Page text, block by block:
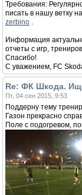
Требования:
писать в нашу ветку на
zerbino .
Информация
отчеты с игр,
Спасибо!
С уважением, FC
Re: ФК Шкода.
Пт, 04 сен 2015, 9:53
Поддерну тему
Газон прекрасно
Поле с подогревом,